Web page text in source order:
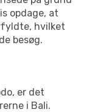
opdage, at
hvilket
besøg.
er det
i Bali.